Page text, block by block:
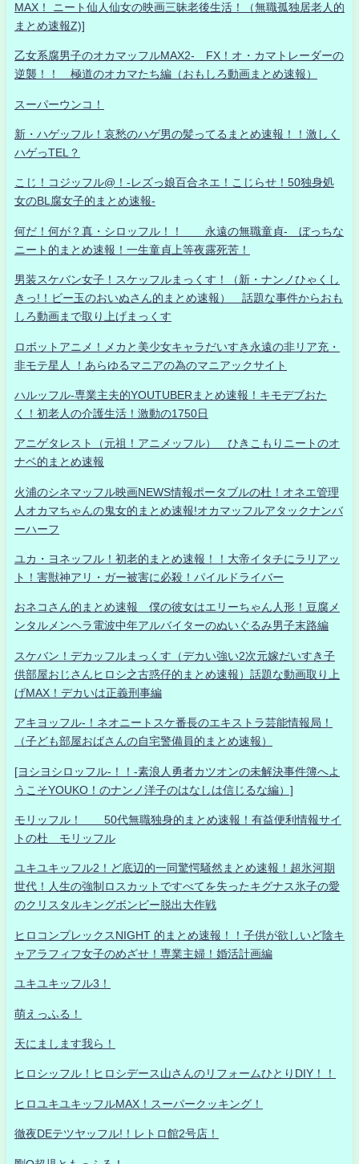
MAX！ ニート仙人仙女の映画三昧老後生活！（無職孤独居老人的
まとめ速報Z)]
乙女系腐男子のオカマッフルMAX2- FX！オ・カマトレーダーの
逆襲！！ 極道のオカマたち編（おもしろ動画まとめ速報）
スーパーウンコ！
新・ハゲッフル！哀愁のハゲ男の髪ってるまとめ速報！！激しく
ハゲっTEL？
こじ！コジッフル@！-レズっ娘百合ネエ！こじらせ！50独身処
女のBL腐女子的まとめ速報-
何だ！何が？真・シロッフル！！ 永遠の無職童貞- ぼっちな
ニート的まとめ速報！一生童貞上等夜露死苦！
男装スケバン女子！スケッフルまっくす！（新・ナンノひゃくし
きっ!！ビー玉のおいぬさん的まとめ速報） 話題な事件からおも
しろ動画まで取り上げまっくす
ロボットアニメ！メカと美少女キャラだいすき永遠の非リア充・
非モテ星人 ！あらゆるマニアの為のマニアックサイト
ハルッフル-専業主夫的YOUTUBERまとめ速報！キモデブおた
く！初老人の介護生活！激動の1750日
アニゲタレスト（元祖！アニメッフル） ひきこもりニートのオ
ナベ的まとめ速報
火浦のシネマッフル映画NEWS情報ポータブルの杜！オネエ管理
人オカマちゃんの鬼女的まとめ速報!オカマッフルアタックナンバ
ーハーフ
ユカ・ヨネッフル！初老的まとめ速報！！大帝イタチにラリアッ
ト！害獣神アリ・ガー被害に必殺！パイルドライバー
おネコさん的まとめ速報 僕の彼女はエリーちゃん人形！豆腐メ
ンタルメンヘラ電波中年アルバイターのぬいぐるみ男子末路編
スケバン！デカッフルまっくす（デカい強い2次元嫁だいすき子
供部屋おじさんヒロシ之古惑仔的まとめ速報）話題な動画取り上
げMAX！デカいは正義刑事編
アキヨッフル-！ネオニートスケ番長のエキストラ芸能情報局！
（子ども部屋おばさんの自宅警備員的まとめ速報）
[ヨシヨシロッフル-！！-素浪人勇者カツオンの未解決事件簿へよ
うこそYOUKO！のナンノ洋子のはなしは信じるな編）]
モリッフル！ 50代無職独身的まとめ速報！有益便利情報サイ
トの杜 モリッフル
ユキユキッフル2！ど底辺的一同驚愕騒然まとめ速報！超氷河期
世代！人生の強制ロスカットですべてを失ったキグナス氷子の愛
のクリスタルキングボンビー脱出大作戦
ヒロコンプレックスNIGHT 的まとめ速報！！子供が欲しいど陰キ
ャアラフィフ女子のめざせ！専業主婦！婚活計画編
ユキユキッフル3！
萌えっふる！
天にまします我ら！
ヒロシッフル！ヒロシデース山さんのリフォームひとりDIY！！
ヒロユキユキッフルMAX！スーパークッキング！
徹夜DEテツヤッフル!！レトロ館2号店！